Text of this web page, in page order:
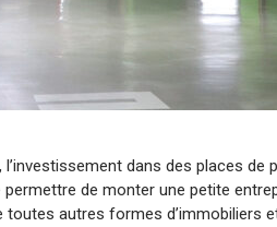
dans des places de
de monter une petite
autres formes d’immobiliers